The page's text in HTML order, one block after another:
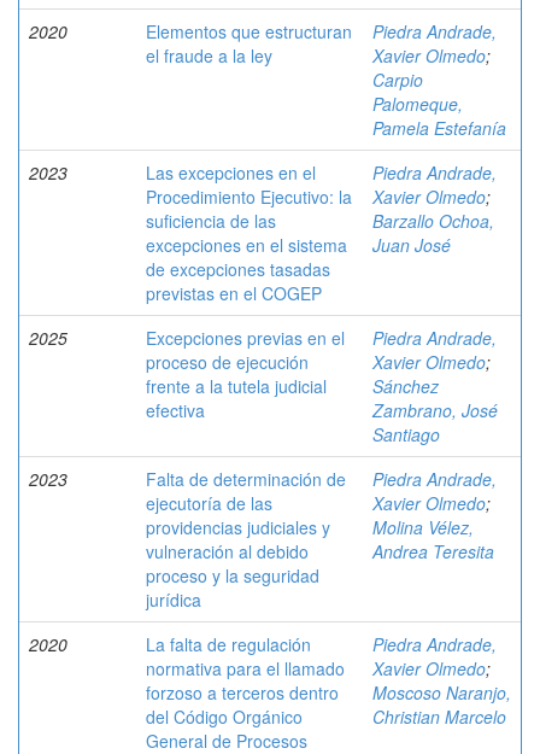
2020
Elementos que estructuran
el fraude a la ley
Piedra Andrade,
Xavier Olmedo;
Carpio
Palomeque,
Pamela Estefanía
2023
Las excepciones en el
Procedimiento Ejecutivo: la
suficiencia de las
excepciones en el sistema
de excepciones tasadas
previstas en el COGEP
Piedra Andrade,
Xavier Olmedo;
Barzallo Ochoa,
Juan José
2025
Excepciones previas en el
proceso de ejecución
frente a la tutela judicial
efectiva
Piedra Andrade,
Xavier Olmedo;
Sánchez
Zambrano, José
Santiago
2023
Falta de determinación de
ejecutoría de las
providencias judiciales y
vulneración al debido
proceso y la seguridad
jurídica
Piedra Andrade,
Xavier Olmedo;
Molina Vélez,
Andrea Teresita
2020
La falta de regulación
normativa para el llamado
forzoso a terceros dentro
del Código Orgánico
General de Procesos
Piedra Andrade,
Xavier Olmedo;
Moscoso Naranjo,
Christian Marcelo